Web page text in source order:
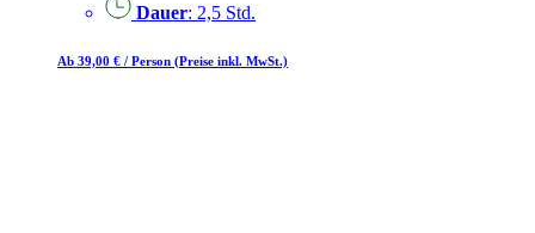
Dauer: 2,5 Std.
Ab 39,00 € / Person (Preise inkl. MwSt.)